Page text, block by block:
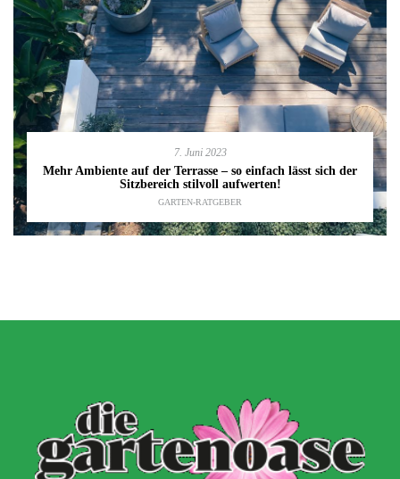
7. Juni 2023
Mehr Ambiente auf der Terrasse – so einfach lässt sich der
Sitzbereich stilvoll aufwerten!
GARTEN-RATGEBER